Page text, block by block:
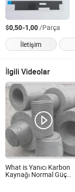
$0,50-1,00/Parça
İletişim
İlgili Videolar
What is Yanıcı Karbon
Kaynağı Normal Güç